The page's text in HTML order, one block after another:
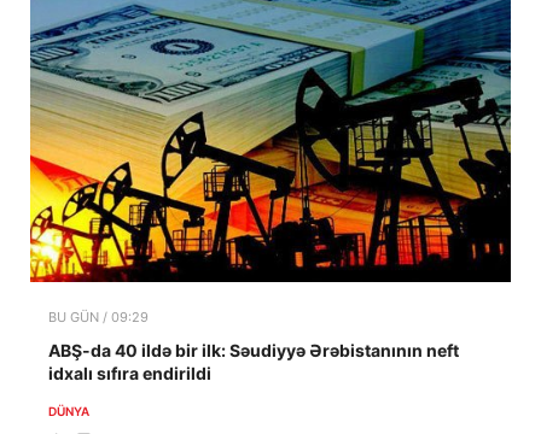
BU GÜN / 09:29
ABŞ-da 40 ildə bir ilk: Səudiyyə Ərəbistanının neft
idxalı sıfıra endirildi
DÜNYA